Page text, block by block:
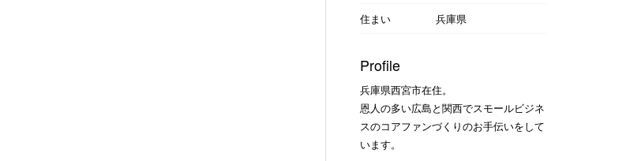
住まい
兵庫県
Profile
兵庫県西宮市在住。
恩人の多い広島と関西でスモールビジネ
スのコアファンづくりのお手伝いをして
います。